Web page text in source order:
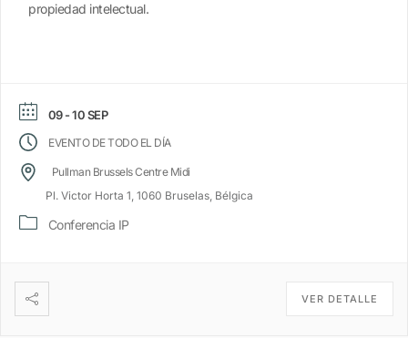
propiedad intelectual.
09 - 10 SEP
EVENTO DE TODO EL DÍA
Pullman Brussels Centre Midi
Pl. Victor Horta 1, 1060 Bruselas, Bélgica
Conferencia IP
VER DETALLE